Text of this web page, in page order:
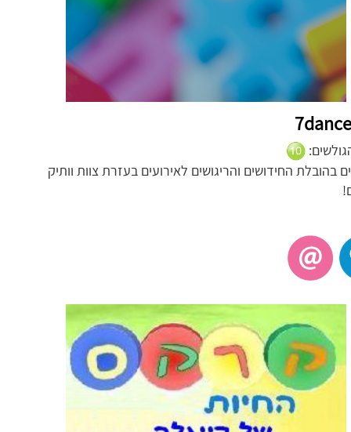
בהובלת החידושים והריגושים לאירועים בעזרת צוות וותיק